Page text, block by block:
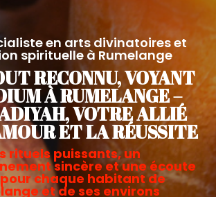
en arts divinatoires et
spirituelle à Rumelange
RECONNU, VOYANT
À RUMELANGE –
VOTRE ALLIÉ
ET LA RÉUSSITE
rituels puissants, un
sincère et une écoute
chaque habitant de
et de ses environs